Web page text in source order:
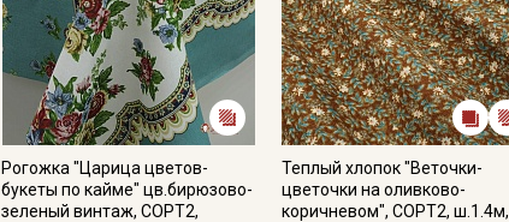
Рогожка "Царица цветов-
букеты по кайме" цв.бирюзово-
зеленый винтаж, СОРТ2,
Теплый хлопок "Веточки-
цветочки на оливково-
коричневом", СОРТ2, ш.1.4м,